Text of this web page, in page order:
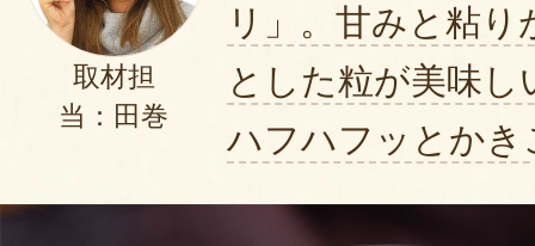
取材担
当：田巻
リ」。甘みと粘
とした粒が美味
ハフハフッとかき